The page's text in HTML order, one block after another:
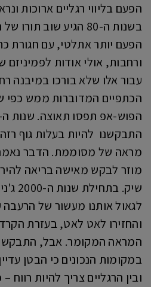
הפעם בליווי רגליים ארוכות
בשנות ה-80 הגיע שוב
הפעם יותר אתלטי, עם חגורת
ורחבות, אולי אודות
עבור אלו שלא בורכו במיבנה
התבקשנו להיות בעלות גוף
מראה של מסוממת. הדבר נאמר
מוזר לבקש מאישה בריאה
שיק.
לגאול אותנו מעשור של
והחזירו לאט לאט, בעזרת
המראה המקומר. אבל,
במקומות הנכונים כי הבטן
ובין הרגליים צריך להיות רווח